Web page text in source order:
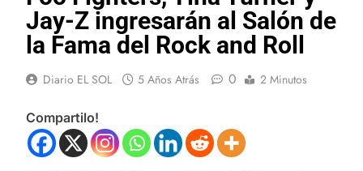
Jay-Z ingresarán al Salón de
la Fama del Rock and Roll
Diario EL SOL 5 Años Atrás 0 2 Minutos
Compartilo!